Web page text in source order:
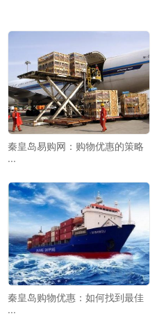
秦皇岛易购网：购物优惠的策略
···
秦皇岛购物优惠：如何找到最佳
···